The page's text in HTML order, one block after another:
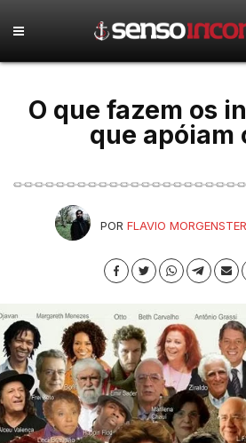
O que fazem os
que apóiam
POR FLAVIO